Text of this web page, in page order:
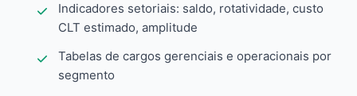
Indicadores setoriais: saldo, rotatividade, custo
CLT estimado, amplitude
Tabelas de cargos gerenciais e operacionais por
segmento